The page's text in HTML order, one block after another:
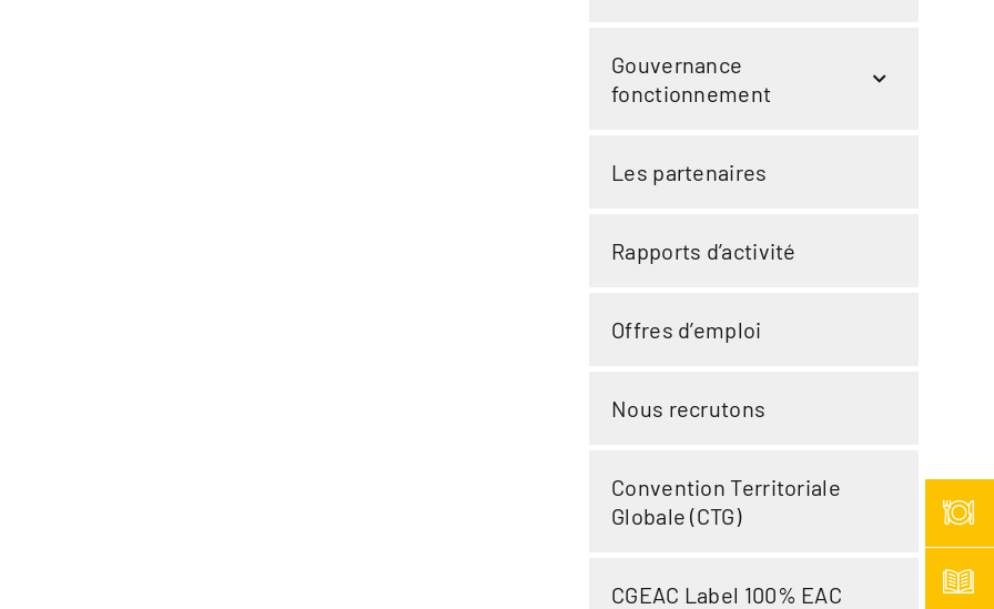
Gouvernance
fonctionnement
Les partenaires
Rapports d’activité
Offres d’emploi
Nous recrutons
Convention Territoriale
Globale (CTG)
CGEAC Label 100% EAC